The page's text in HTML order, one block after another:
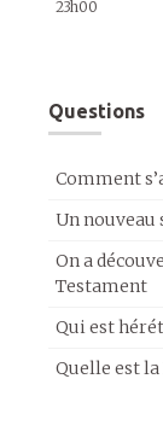
23h00
Questions
Comment
Un nouveau
On a
Testament
Qui est
Quelle est